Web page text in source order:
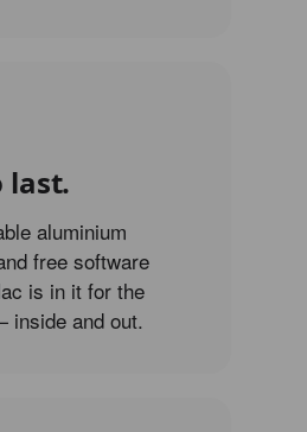
last.
aluminium
free software
is in it for the
inside and out.